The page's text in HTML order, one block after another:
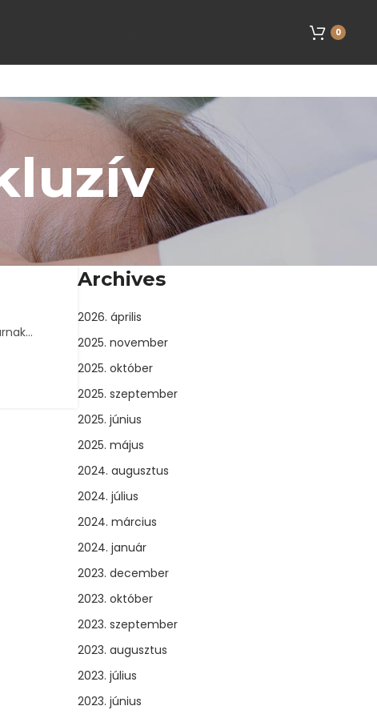
0
Archives
2026. április
2025. november
2025. október
2025. szeptember
2025. június
2025. május
2024. augusztus
2024. július
2024. március
2024. január
2023. december
2023. október
2023. szeptember
2023. augusztus
2023. július
2023. június